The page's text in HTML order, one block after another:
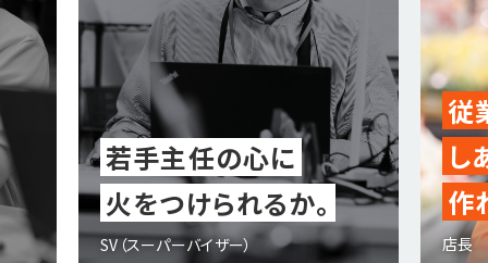
。
従業員も、お客さまも
しあわせな場所を
作れるか。
店長